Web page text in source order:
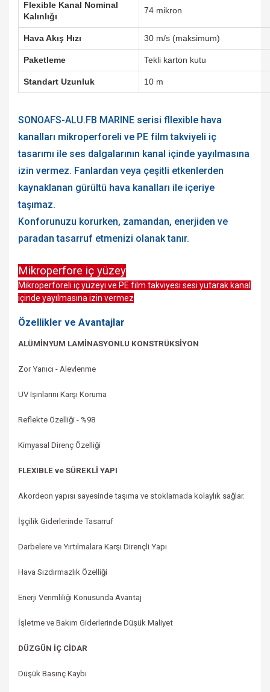
Flexible Kanal Nominal
Kalınlığı
74 mikron
Hava Akış Hızı 30 m/s (maksimum)
Paketleme Tekli karton kutu
Standart Uzunluk 10 m
SONOAFS-ALU.FB MARINE serisi fllexible hava
kanalları mikroperforeli ve PE film takviyeli iç
tasarımı ile ses dalgalarının kanal içinde yayılmasına
izin vermez. Fanlardan veya çeşitli etkenlerden
kaynaklanan gürültü hava kanalları ile içeriye
taşımaz.
Konforunuzu korurken, zamandan, enerjiden ve
paradan tasarruf etmenizi olanak tanır.
Mikroperfore iç yüzey
Mikroperforeli iç yüzeyi ve PE film takviyesi sesi yutarak kanal
içinde yayılmasına izin vermez
Özellikler ve Avantajlar
ALÜMİNYUM LAMİNASYONLU KONSTRÜKSİYON
Zor Yanıcı - Alevlenme
UV Işınlarını Karşı Koruma
Reflekte Özelliği - %98
Kimyasal Direnç Özelliği
FLEXIBLE ve SÜREKLİ YAPI
Akordeon yapısı sayesinde taşıma ve stoklamada kolaylık sağlar.
İşçilik Giderlerinde Tasarruf
Darbelere ve Yırtılmalara Karşı Dirençli Yapı
Hava Sızdırmazlık Özelliği
Enerji Verimliliği Konusunda Avantaj
İşletme ve Bakım Giderlerinde Düşük Maliyet
DÜZGÜN İÇ CİDAR
Düşük Basınç Kaybı